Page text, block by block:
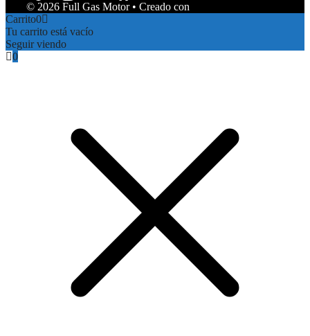
© 2026 Full Gas Motor• Creado con
Carrito0
Tu carrito está vacío
Seguir viendo
0